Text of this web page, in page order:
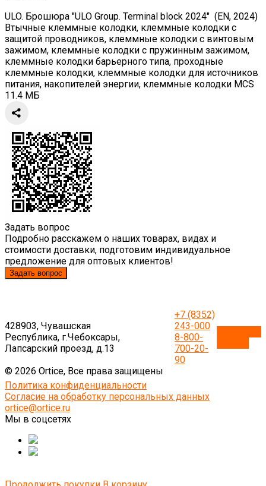
ULO. Брошюра "ULO Group. Terminal block 2024" (EN, 2024)
Втычные клеммные колодки, клеммные колодки с
защитой проводников, клеммные колодки с винтовым
зажимом, клеммные колодки с пружинным зажимом,
клеммные колодки барьерного типа, проходные
клеммные колодки, клеммные колодки для источников
питания, накопителей энергии, клеммные колодки MCS
11.4 МБ
Задать вопрос
Подробно расскажем о наших товарах, видах и
стоимости доставки, подготовим индивидуальное
предложение для оптовых клиентов!
Задать вопрос
428903, Чувашская
Республика, г.Чебоксары,
Лапсарский проезд, д.13
+7 (8352)
243-000
8-800-
700-20-
90
© 2026 Ortice, Все права защищены
Политика конфиденциальности
Согласие на обработку персональных данных
ortice@ortice.ru
Мы в соцсетях